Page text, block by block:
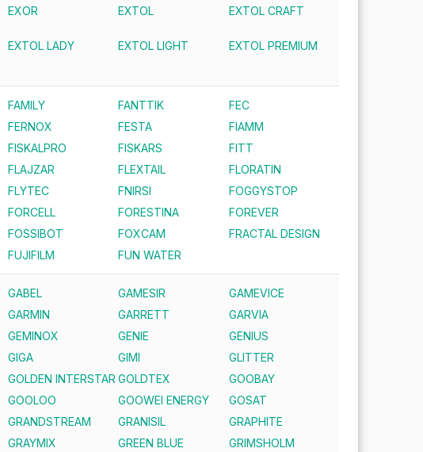
EXOR EXTOL EXTOL CRAFT
EXTOL LADY EXTOL LIGHT
EXTOL PREMIUM
FAMILY FANTTIK
FEC
FERNOX FESTA
FIAMM
FISKALPRO FISKARS
FITT
FLAJZAR FLEXTAIL
FLORATIN
FLYTEC FNIRSI
FOGGYSTOP
FORCELL FORESTINA
FOREVER
FOSSIBOT FOXCAM
FRACTAL DESIGN
FUJIFILM FUN WATER
GABEL GAMESIR
GAMEVICE
GARMIN GARRETT
GARVIA
GEMINOX GENIE
GENIUS
GIGA GIMI
GLITTER
GOLDEN INTERSTAR GOLDTEX
GOOBAY
GOOLOO GOOWEI ENERGY
GOSAT
GRANDSTREAM GRANISIL
GRAPHITE
GRAYMIX GREEN BLUE
GRIMSHOLM